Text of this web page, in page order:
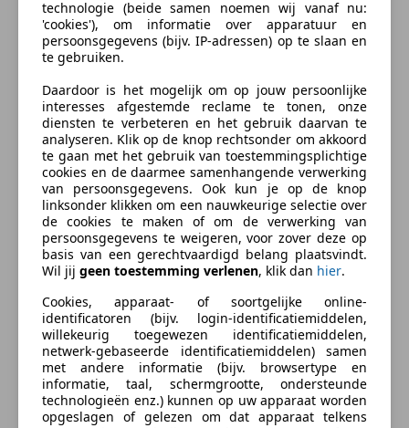
Openingstijden zijn op maandag t m vrijdag van 9:00
tot 17:00, op zaterdag van 9:30 tot 16:00. Op zondag
zijn we dicht.
Het is mogelijk om een afspraak in te plannen buiten
kantooruren, graag hiervoor even bellen.
Wij raden u aan om even te bellen als u naar een auto
wilt komen kijken, zo weet u zeker dat u niet voor
niks rijdt.
Kijk voor meer info en onze volledig voorraad op
onze website: www.edkar.nl
Tekstfouten voorbehouden.
Garantie:Geen aanvullende garantie
Opties en accessoires
- Airbag Bestuurder
- Airbag Passagier
- Airbag, zijdelings voor 2x
Bereken nu
Type verkoper Autobedrijf
Ed-Kar Import en Export
Aanbieder op AutoScout24 sinds 2011
Autobedrijf Website
Afdeling Verkoop
Open
Sluit om 17:00
Berkenwoudestraat 23,
3076 JA ROTTERDAM, NL
technologie (beide samen noemen wij vanaf nu:
'cookies'), om informatie over apparatuur en
persoonsgegevens (bijv. IP-adressen) op te slaan en
te gebruiken.
Daardoor is het mogelijk om op jouw persoonlijke
interesses afgestemde reclame te tonen, onze
diensten te verbeteren en het gebruik daarvan te
analyseren. Klik op de knop rechtsonder om akkoord
te gaan met het gebruik van toestemmingsplichtige
cookies en de daarmee samenhangende verwerking
van persoonsgegevens. Ook kun je op de knop
linksonder klikken om een nauwkeurige selectie over
de cookies te maken of om de verwerking van
persoonsgegevens te weigeren, voor zover deze op
basis van een gerechtvaardigd belang plaatsvindt.
Wil jij geen toestemming verlenen, klik dan hier.
Cookies, apparaat- of soortgelijke online-
identificatoren (bijv. login-identificatiemiddelen,
willekeurig toegewezen identificatiemiddelen,
netwerk-gebaseerde identificatiemiddelen) samen
met andere informatie (bijv. browsertype en
informatie, taal, schermgrootte, ondersteunde
technologieën enz.) kunnen op uw apparaat worden
opgeslagen of gelezen om dat apparaat telkens